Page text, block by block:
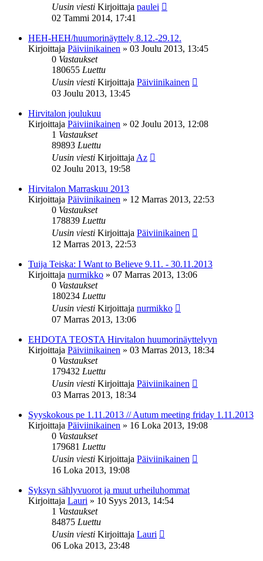
Uusin viesti Kirjoittaja paulei
02 Tammi 2014, 17:41
HEH-HEH/huumorinäyttely 8.12.-29.12.
Kirjoittaja Päiviinikainen » 03 Joulu 2013, 13:45
0 Vastaukset
180655 Luettu
Uusin viesti Kirjoittaja Päiviinikainen
03 Joulu 2013, 13:45
Hirvitalon joulukuu
Kirjoittaja Päiviinikainen » 02 Joulu 2013, 12:08
1 Vastaukset
89893 Luettu
Uusin viesti Kirjoittaja Az
02 Joulu 2013, 19:58
Hirvitalon Marraskuu 2013
Kirjoittaja Päiviinikainen » 12 Marras 2013, 22:53
0 Vastaukset
178839 Luettu
Uusin viesti Kirjoittaja Päiviinikainen
12 Marras 2013, 22:53
Tuija Teiska: I Want to Believe 9.11. - 30.11.2013
Kirjoittaja nurmikko » 07 Marras 2013, 13:06
0 Vastaukset
180234 Luettu
Uusin viesti Kirjoittaja nurmikko
07 Marras 2013, 13:06
EHDOTA TEOSTA Hirvitalon huumorinäyttelyyn
Kirjoittaja Päiviinikainen » 03 Marras 2013, 18:34
0 Vastaukset
179432 Luettu
Uusin viesti Kirjoittaja Päiviinikainen
03 Marras 2013, 18:34
Syyskokous pe 1.11.2013 // Autum meeting friday 1.11.2013
Kirjoittaja Päiviinikainen » 16 Loka 2013, 19:08
0 Vastaukset
179681 Luettu
Uusin viesti Kirjoittaja Päiviinikainen
16 Loka 2013, 19:08
Syksyn sählyvuorot ja muut urheiluhommat
Kirjoittaja Lauri » 10 Syys 2013, 14:54
1 Vastaukset
84875 Luettu
Uusin viesti Kirjoittaja Lauri
06 Loka 2013, 23:48